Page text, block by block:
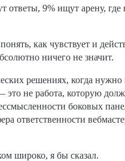
9% ищут арену,
как чувствует и
ничего не значит.
решениях, когда
не работа, которую
боковых
ответственности
широко, я бы сказал.